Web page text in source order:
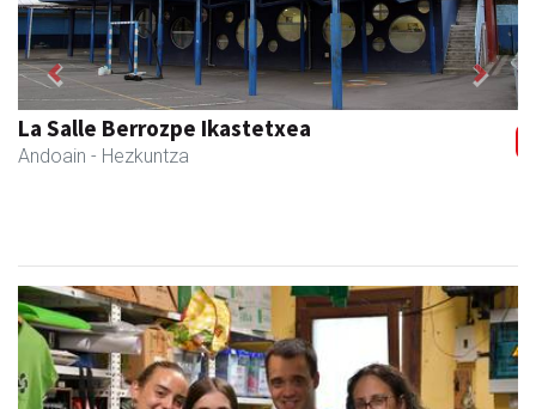
La Salle Berrozpe Ikastetxea
Andoain - Hezkuntza
Previous Next